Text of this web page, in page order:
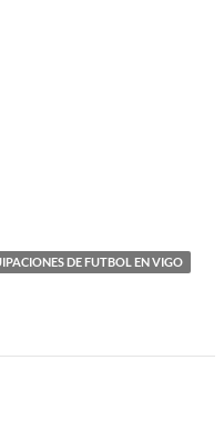
DE FUTBOL EN VIGO